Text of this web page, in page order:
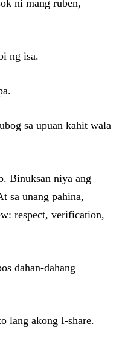
ni mang ruben,
ng isa.
sa upuan kahit wala
Binuksan niya ang
sa unang pahina,
respect, verification,
dahan-dahang
lang akong I-share.